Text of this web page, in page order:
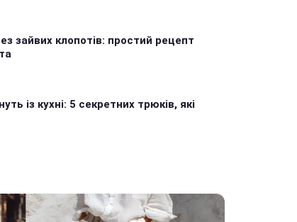
зайвих клопотів: простий рецепт
із кухні: 5 секретних трюків, які